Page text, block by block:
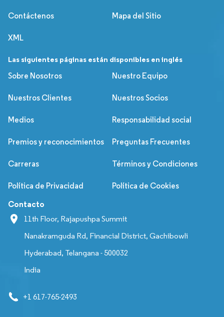
Contáctenos Mapa del Sitio
XML
Las siguientes páginas están disponibles en inglés
Sobre Nosotros
Nuestro Equipo
Nuestros Clientes Nuestros Socios
Medios Responsabilidad social
Premios y reconocimientos Preguntas Frecuentes
Carreras Términos y Condiciones
Política de Privacidad Política de Cookies
Contacto
11th Floor, Rajapushpa Summit
Nanakramguda Rd, Financial District, Gachibowli
Hyderabad, Telangana - 500032
India
+1 617-765-2493